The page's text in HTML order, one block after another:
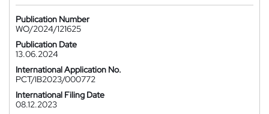
Publication Number
WO/2024/121625
Publication Date
13.06.2024
International Application No.
PCT/IB2023/000772
International Filing Date
08.12.2023